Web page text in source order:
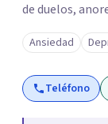
de duelos,
obsesivos,
cutting,
transiciones
Ansiedad
Teléfono